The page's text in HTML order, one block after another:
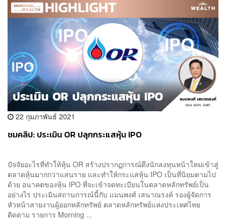
22 กุมภาพันธ์ 2021
ชมคลิป: ประเมิน OR ปลุกกระแสหุ้น IPO
ปัจจัยอะไรที่ทำให้หุ้น OR สร้างปรากฏการณ์ดึงนักลงทุนหน้าใหม่เข้าสู่
ตลาดหุ้นมากกว่าแสนราย และทำให้กระแสหุ้น IPO เป็นที่นิยมตามไป
ด้วย อนาคตของหุ้น IPO ที่จะเข้าจดทะเบียนในตลาดหลักทรัพย์เป็น
อย่างไร ประเมินสถานการณ์นี้กับ แมนพงศ์ เสนาณรงค์ รองผู้จัดการ
หัวหน้าสายงานผู้ออกหลักทรัพย์ ตลาดหลักทรัพย์แห่งประเทศไทย
ติดตาม รายการ Morning ...